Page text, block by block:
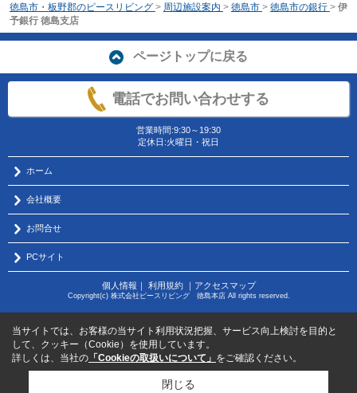
徳島市・板野郡のピースリビング > 周辺施設案内 > 徳島市 > 徳島市の銀行 > 伊
予銀行 徳島支店
ページトップに戻る
電話でお問い合わせする
営業時間:9:30～19:30
定休日:火曜日・祝日
ホーム
会社概要
お問合せ
PCサイト
個人情報 ｜ 利用規約｜ アクセスマップ
Copyright(c) 株式会社ピースリビング 徳島本店 All rights reserved.
当サイトでは、お客様の当サイト利用状況把握、サービス向上検討を目的と
して、クッキー（Cookie）を使用しています。
詳しくは、当社の 「Cookieの取扱いについて」 をご確認ください。
閉じる